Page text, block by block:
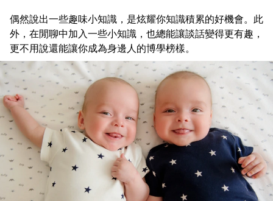
偶然說出一些趣味小知識，是炫耀你知識積累的好機會。此
外，在閒聊中加入一些小知識，也總能讓談話變得更有趣，
更不用說還能讓你成為身邊人的博學榜樣。